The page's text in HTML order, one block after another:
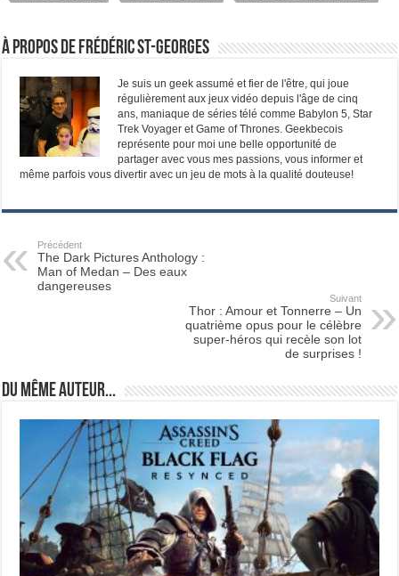
À propos de Frédéric St-Georges
Je suis un geek assumé et fier de l'être, qui joue
régulièrement aux jeux vidéo depuis l'âge de cinq
ans, maniaque de séries télé comme Babylon 5, Star
Trek Voyager et Game of Thrones. Geekbecois
représente pour moi une belle opportunité de
partager avec vous mes passions, vous informer et
même parfois vous divertir avec un jeu de mots à la qualité douteuse!
Précédent
The Dark Pictures Anthology :
Man of Medan – Des eaux
dangereuses
Suivant
Thor : Amour et Tonnerre – Un
quatrième opus pour le célèbre
super-héros qui recèle son lot
de surprises !
Du même auteur...